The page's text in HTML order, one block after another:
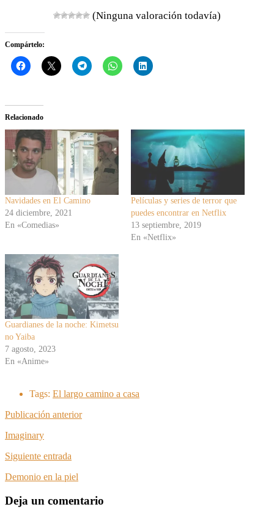
(Ninguna valoración todavía)
Compártelo:
Relacionado
Navidades en El Camino
24 diciembre, 2021
En «Comedias»
Películas y series de terror que
puedes encontrar en Netflix
13 septiembre, 2019
En «Netflix»
Guardianes de la noche: Kimetsu
no Yaiba
7 agosto, 2023
En «Anime»
Tags: El largo camino a casa
Publicación anterior
Imaginary
Siguiente entrada
Demonio en la piel
Deja un comentario